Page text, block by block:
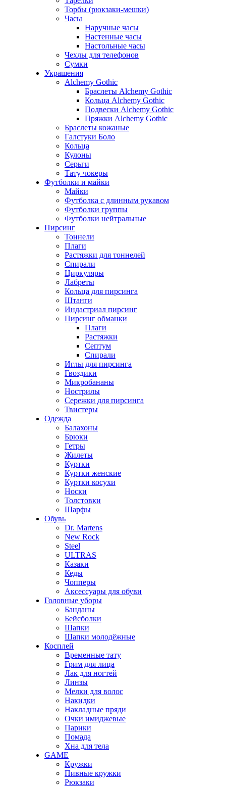
Торбы (рюкзаки-мешки)
Часы
Наручные часы
Настенные часы
Настольные часы
Чехлы для телефонов
Сумки
Украшения
Alchemy Gothic
Браслеты Alchemy Gothic
Кольца Alchemy Gothic
Подвески Alchemy Gothic
Пряжки Alchemy Gothic
Браслеты кожаные
Галстуки Боло
Кольца
Кулоны
Серьги
Тату чокеры
Футболки и майки
Майки
Футболка с длинным рукавом
Футболки группы
Футболки нейтральные
Пирсинг
Тоннели
Плаги
Растяжки для тоннелей
Спирали
Циркуляры
Лабреты
Кольца для пирсинга
Штанги
Индастриал пирсинг
Пирсинг обманки
Плаги
Растяжки
Септум
Спирали
Иглы для пирсинга
Гвоздики
Микробананы
Нострилы
Сережки для пирсинга
Твистеры
Одежда
Балахоны
Брюки
Гетры
Жилеты
Куртки
Куртки женские
Куртки косухи
Носки
Толстовки
Шарфы
Обувь
Dr. Martens
New Rock
Steel
ULTRAS
Казаки
Кеды
Чопперы
Аксессуары для обуви
Головные уборы
Банданы
Бейсболки
Шапки
Шапки молодёжные
Косплей
Временные тату
Грим для лица
Лак для ногтей
Линзы
Мелки для волос
Накидки
Накладные пряди
Очки имиджевые
Парики
Помада
Хна для тела
GAME
Кружки
Пивные кружки
Рюкзаки